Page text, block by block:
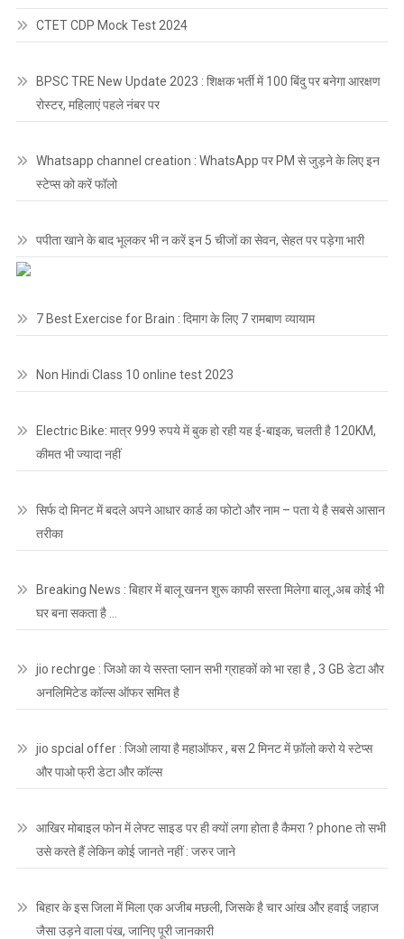
CTET CDP Mock Test 2024
BPSC TRE New Update 2023 : शिक्षक भर्ती में 100 बिंदु पर बनेगा आरक्षण
रोस्टर, महिलाएं पहले नंबर पर
Whatsapp channel creation : WhatsApp पर PM से जुड़ने के लिए इन
स्टेप्स को करें फॉलो
पपीता खाने के बाद भूलकर भी न करें इन 5 चीजों का सेवन, सेहत पर पड़ेगा भारी
7 Best Exercise for Brain : दिमाग के लिए 7 रामबाण व्यायाम
Non Hindi Class 10 online test 2023
Electric Bike: मात्र 999 रुपये में बुक हो रही यह ई-बाइक, चलती है 120KM,
कीमत भी ज्यादा नहीं
सिर्फ दो मिनट में बदले अपने आधार कार्ड का फोटो और नाम – पता ये है सबसे आसान
तरीका
Breaking News : बिहार में बालू खनन शुरू काफी सस्ता मिलेगा बालू ,अब कोई भी
घर बना सकता है …
jio rechrge : जिओ का ये सस्ता प्लान सभी ग्राहकों को भा रहा है , 3 GB डेटा और
अनलिमिटेड कॉल्स ऑफर समित है
jio spcial offer : जिओ लाया है महाऑफर , बस 2 मिनट में फ़ॉलो करो ये स्टेप्स
और पाओ फ्री डेटा और कॉल्स
आखिर मोबाइल फोन में लेफ्ट साइड पर ही क्यों लगा होता है कैमरा ? phone तो सभी
उसे करते हैं लेकिन कोई जानते नहीं : जरुर जाने
बिहार के इस जिला में मिला एक अजीब मछली, जिसके है चार आंख और हवाई जहाज
जैसा उड़ने वाला पंख, जानिए पूरी जानकारी